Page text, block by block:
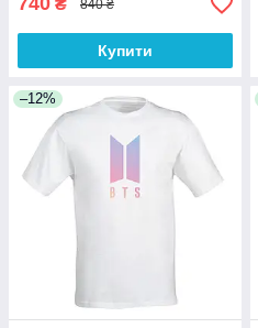
₴ 840 ₴
Купити
–12%